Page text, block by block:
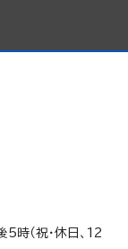
時（祝・休日、12